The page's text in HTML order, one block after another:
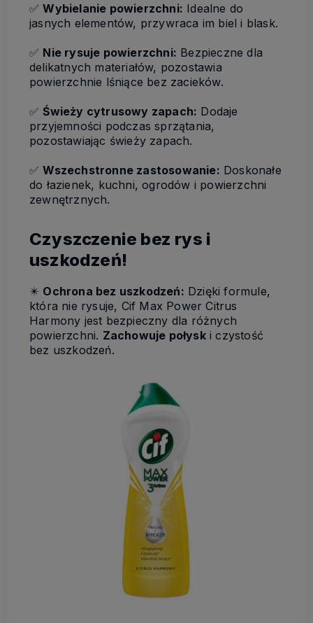
✅ Wybielanie powierzchni: Idealne do
jasnych elementów, przywraca im biel i blask.
✅ Nie rysuje powierzchni: Bezpieczne dla
delikatnych materiałów, pozostawia
powierzchnie lśniące bez zacieków.
✅ Świeży cytrusowy zapach: Dodaje
przyjemności podczas sprzątania,
pozostawiając świeży zapach.
✅ Wszechstronne zastosowanie: Doskonałe
do łazienek, kuchni, ogrodów i powierzchni
zewnętrznych.
Czyszczenie bez rys i
uszkodzeń!
✴️ Ochrona bez uszkodzeń: Dzięki formule,
która nie rysuje, Cif Max Power Citrus
Harmony jest bezpieczny dla różnych
powierzchni. Zachowuje połyski czystość
bez uszkodzeń.